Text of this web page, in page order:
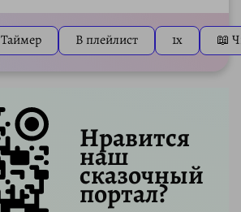
Mute
Таймер В плейлист 1x 📖
Нравится
наш
сказочный
портал?